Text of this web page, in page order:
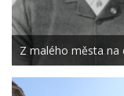
Z malého města na